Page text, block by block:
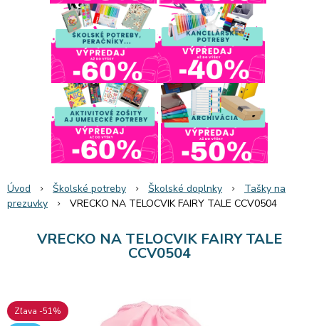
Úvod Školské potreby Školské doplnky
Tašky na
prezuvky
VRECKO NA TELOCVIK FAIRY TALE CCV0504
VRECKO NA TELOCVIK FAIRY TALE
CCV0504
Zľava -51%